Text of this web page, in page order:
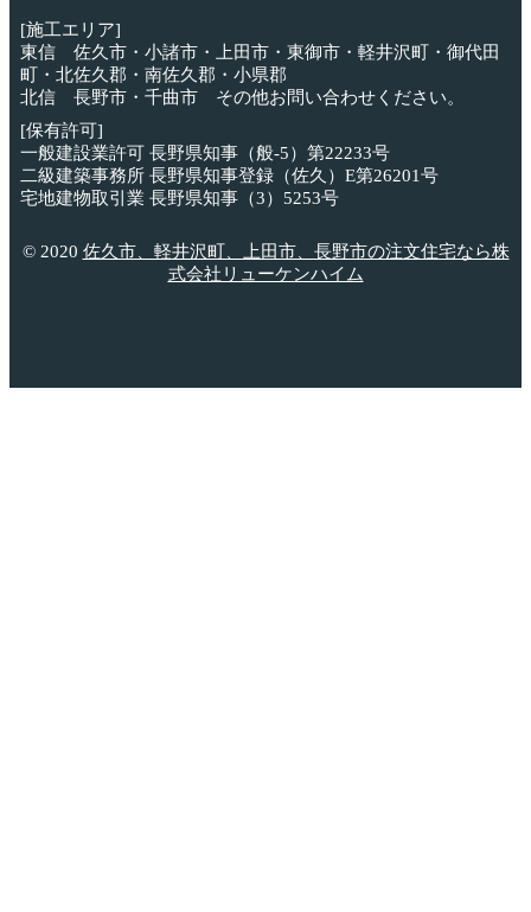
[施工エリア]
東信 佐久市・小諸市・上田市・東御市・軽井沢町・御代田
町・北佐久郡・南佐久郡・小県郡
北信 長野市・千曲市 その他お問い合わせください。
[保有許可]
一般建設業許可 長野県知事（般-5）第22233号
二級建築事務所 長野県知事登録（佐久）E第26201号
宅地建物取引業 長野県知事（3）5253号
© 2020 佐久市、軽井沢町、上田市、長野市の注文住宅なら株
式会社リューケンハイム